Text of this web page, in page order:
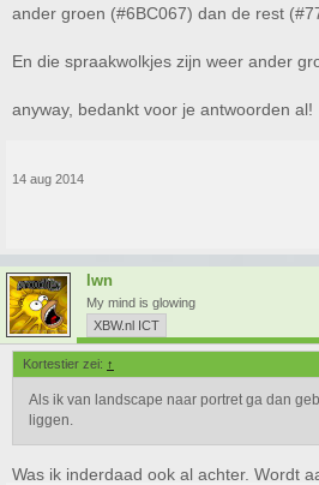
ander groen (#6BC067) dan de rest
En die spraakwolkjes zijn weer ander
anyway, bedankt voor je antwoorden al!
14 aug 2014
lwn
My mind is glowing
XBW.nl ICT
Kortestier zei: ↑
Als ik van landscape naar portret ga dan
liggen.
Was ik inderdaad ook al achter. Wordt